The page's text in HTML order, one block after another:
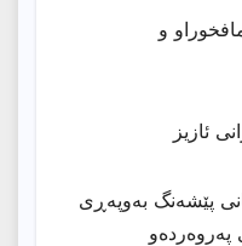
و
ئازیز
پێشەنگ بەوپەڕی